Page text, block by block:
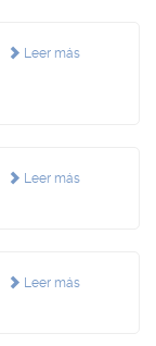
Leer más
Leer más
Leer más